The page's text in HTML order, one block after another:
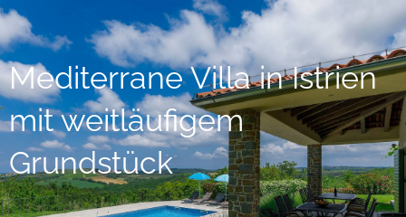
Mediterrane Villa in Istrien
mit weitläufigem
Grundstück